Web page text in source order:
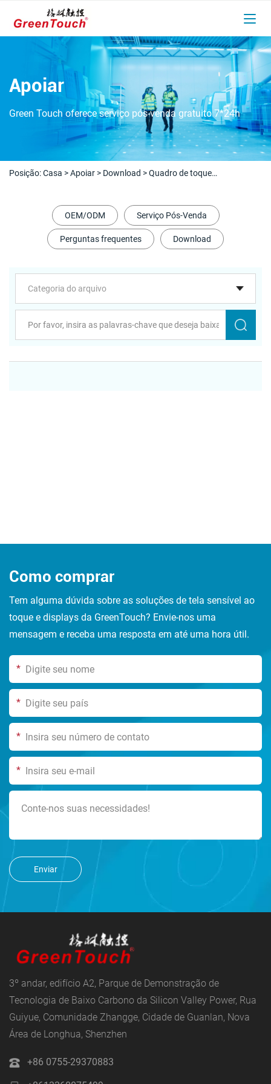
Apoiar
Green Touch oferece serviço pós-venda gratuito 7*24h
Posição:Casa >Apoiar > Download >Quadro de toque
OEM/ODM Serviço Pós-Venda
Perguntas frequentes Download
Como comprar
Tem alguma dúvida sobre as soluções de tela sensível ao
toque e displays da GreenTouch? Envie-nos uma
mensagem e receba uma resposta em até uma hora útil.
*
*
*
*
Enviar
3º andar, edifício A2, Parque de Demonstração de
Tecnologia de Baixo Carbono da Silicon Valley Power, Rua
Guiyue, Comunidade Zhangge, Cidade de Guanlan, Nova
Área de Longhua, Shenzhen
+86 0755-29370883